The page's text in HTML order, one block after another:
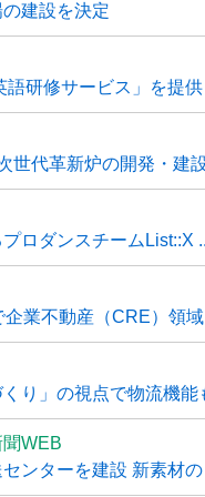
建設を決定
研修サービス」を提供
世代革新炉の開発・建
ロダンスチームList::X
業不動産（CRE）領域
り」の視点で物流機能
WEB
ンターを建設 新素材の